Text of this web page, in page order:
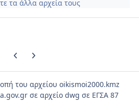
τα άλλα αρχεία τους
Previous carousel slide
Next carousel slide
του αρχείου oikismoi2000.kmz
σε αρχείο dwg σε ΕΓΣΑ 87